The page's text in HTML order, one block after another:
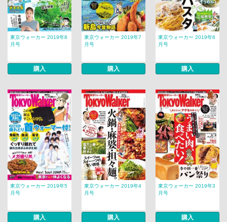
東京ウォーカー 2019年8
月号
購入
東京ウォーカー 2019年7
月号
購入
東京ウォーカー 2019年6
月号
購入
東京ウォーカー 2019年5
月号
購入
東京ウォーカー 2019年4
月号
購入
東京ウォーカー 2019年3
月号
購入